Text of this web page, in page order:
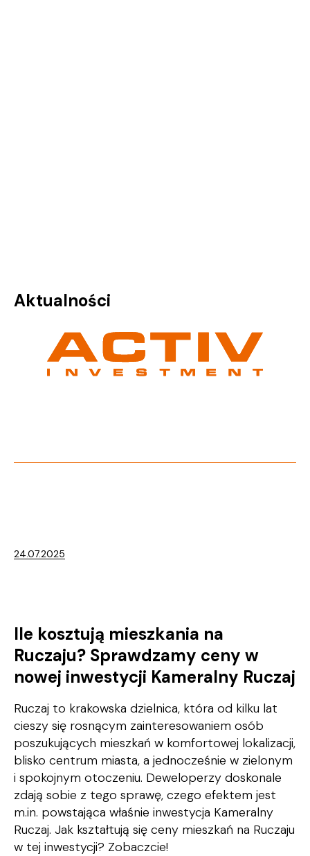
Aktualności
24.07.2025
Ile kosztują mieszkania na
Ruczaju? Sprawdzamy ceny w
nowej inwestycji Kameralny Ruczaj
Ruczaj to krakowska dzielnica, która od kilku lat
cieszy się rosnącym zainteresowaniem osób
poszukujących mieszkań w komfortowej lokalizacji,
blisko centrum miasta, a jednocześnie w zielonym
i spokojnym otoczeniu. Deweloperzy doskonale
zdają sobie z tego sprawę, czego efektem jest
m.in. powstająca właśnie inwestycja Kameralny
Ruczaj. Jak kształtują się ceny mieszkań na Ruczaju
w tej inwestycji? Zobaczcie!